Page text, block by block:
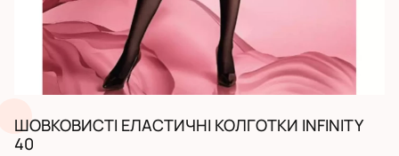
ШОВКОВИСТІ ЕЛАСТИЧНІ КОЛГОТКИ INFINITY
40